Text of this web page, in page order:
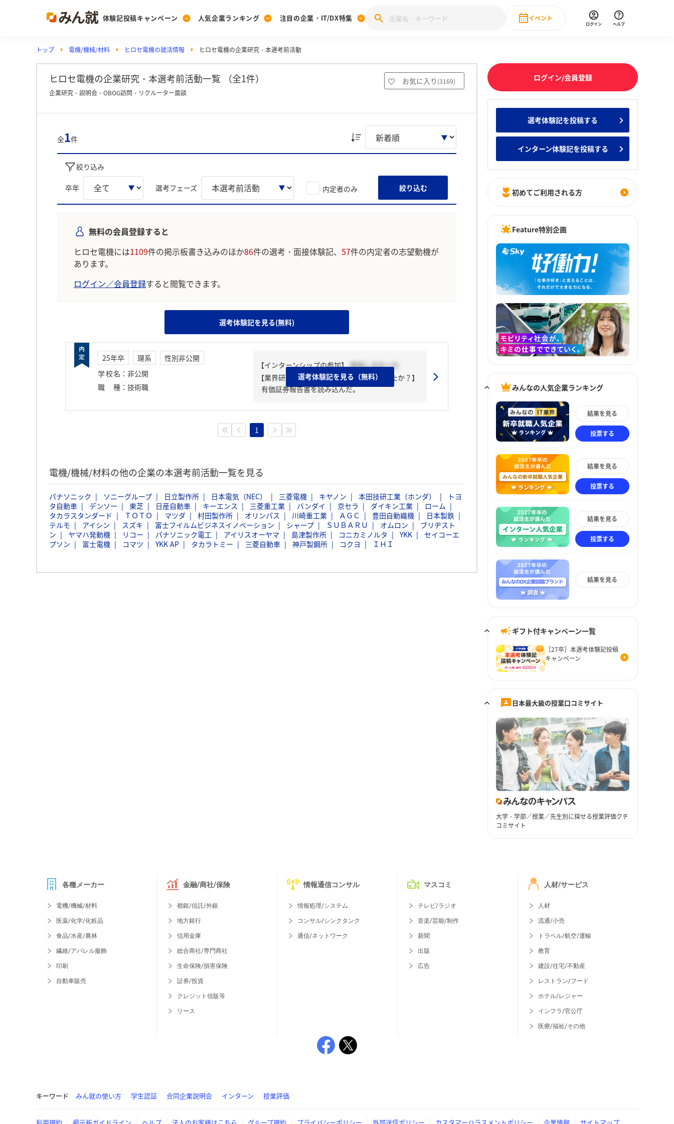
体験記投稿キャンペーン
Post
投稿する
[27卒] 本選考体験記投稿キャンペーン
人気企業ランキング
Ranking
ランキングを見る
Vote みんなの新卒就職人気企業ランキング みんなのインターン人気企業ランキ
注目の企業・IT/DX特集
PickUp
注目の企業特集
28卒 IT・DX現場社員インタビュー
イベント
直近のイベント一覧
ログイン ヘルプ
トップ 電機/機械/材料 ヒロセ電機の就活情報 ヒロセ電機の企業研究・本選考前活動
ヒロセ電機の企業研究・本選考前活動一覧 （全1件） お気に入り (3169)
企業研究・説明会・OBOG訪問・リクルーター面談
全1件
絞り込み
卒年 選考フェーズ 内定者のみ 絞り込む
無料の会員登録すると
ヒロセ電機には1109件の掲示板書き込みのほか86件の選考・面接体験記、 57件の内定者の志望動機が
あります。
ログイン／会員登録すると閲覧できます。
選考体験記を見る(無料)
25年卒 理系
性別非公開
学校名 ： 非公開
職種 ： 技術職
【インターンシップの参加】 参加しなかった
【業界研究・企業研究はどんな風にしましたか？】
有価証券報告書を読み込んだ。
選考体験記を見る（無料）
1
電機/機械/材料の他の企業の本選考前活動一覧を見る
パナソニック ソニーグループ 日立製作所 日本電気（NEC） 三菱電機 キヤノン 本田技研工業（ホンダ）
トヨ
タ自動車
デンソー 東芝 日産自動車 キーエンス 三菱重工業 バンダイ 京セラ ダイキン工業
ローム
タカラスタンダード
ＴＯＴＯ マツダ 村田製作所 オリンパス 川崎重工業 ＡＧＣ 豊田自動織機
日本製鉄
テルモ
アイシン スズキ 富士フイルムビジネスイノベーション シャープ ＳＵＢＡＲＵ オムロン
ブリヂスト
ン
ヤマハ発動機 リコー パナソニック電工 アイリスオーヤマ 島津製作所 コニカミノルタ YKK
セイコーエ
プソン
富士電機 コマツ YKK AP タカラトミー 三菱自動車 神戸製鋼所 コクヨ ＩＨＩ
ログイン/会員登録
選考体験記を投稿する
インターン体験記を投稿する
初めてご利用される方
Feature特別企画
みんなの人気企業ランキング
結果を見る
投票する
結果を見る
投票する
結果を見る
投票する
結果を見る
ギフト付キャンペーン一覧
［27卒］本選考体験記投稿
キャンペーン
日本最大級の授業口コミサイト
大学・学部／授業／先生別に探せる授業評価クチ
コミサイト
各種メーカー
電機/機械/材料
医薬/化学/化粧品
食品/水産/農林
繊維/アパレル服飾
印刷
自動車販売
金融/商社/保険
都銀/信託/外銀
地方銀行
信用金庫
総合商社/専門商社
生命保険/損害保険
証券/投資
クレジット信販等
リース
情報通信コンサル
情報処理/システム
コンサル/シンクタンク
通信/ネットワーク
マスコミ
テレビ/ラジオ
音楽/芸能/制作
新聞
出版
広告
人材/サービス
人材
流通/小売
トラベル/航空/運輸
教育
建設/住宅/不動産
レストラン/フード
ホテル/レジャー
インフラ/官公庁
医療/福祉/その他
キーワード みん就の使い方 学生認証 合同企業説明会 インターン 授業評価